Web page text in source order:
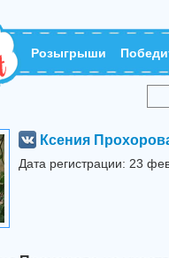
Розыгрыши
Ксения
Дата регистрации: 23